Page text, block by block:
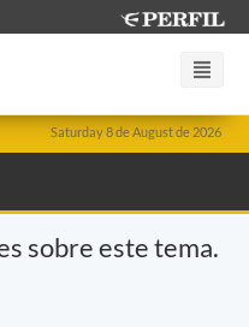
Saturday 8 de August de 2026
sobre este tema.